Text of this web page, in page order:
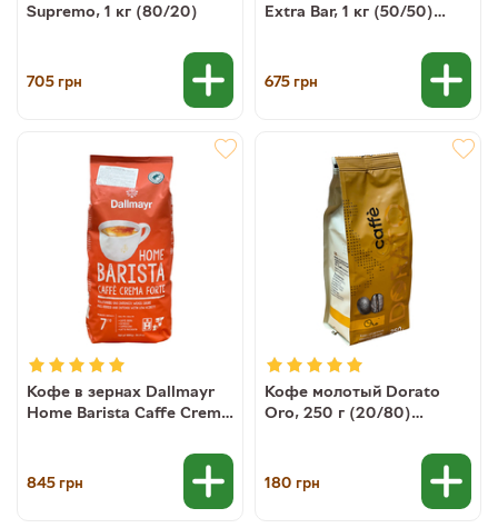
Supremo, 1 кг (80/20)
705грн
Extra Bar, 1 кг (50/50)
675грн
Кофе в зернах Dallmayr
Home Barista Caffe Crema
845грн
Кофе молотый Dorato
Oro, 250 г (20/80)
180 грн